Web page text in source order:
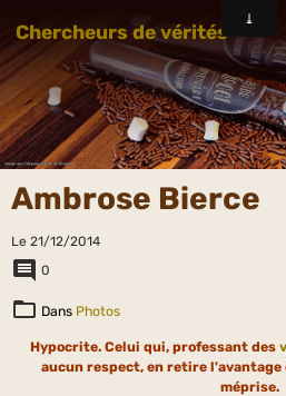
Chercheurs de vérités
Ambrose Bierce
Le 21/12/2014
0
Dans Photos
Hypocrite. Celui qui, professant des
aucun respect, en retire
méprise.